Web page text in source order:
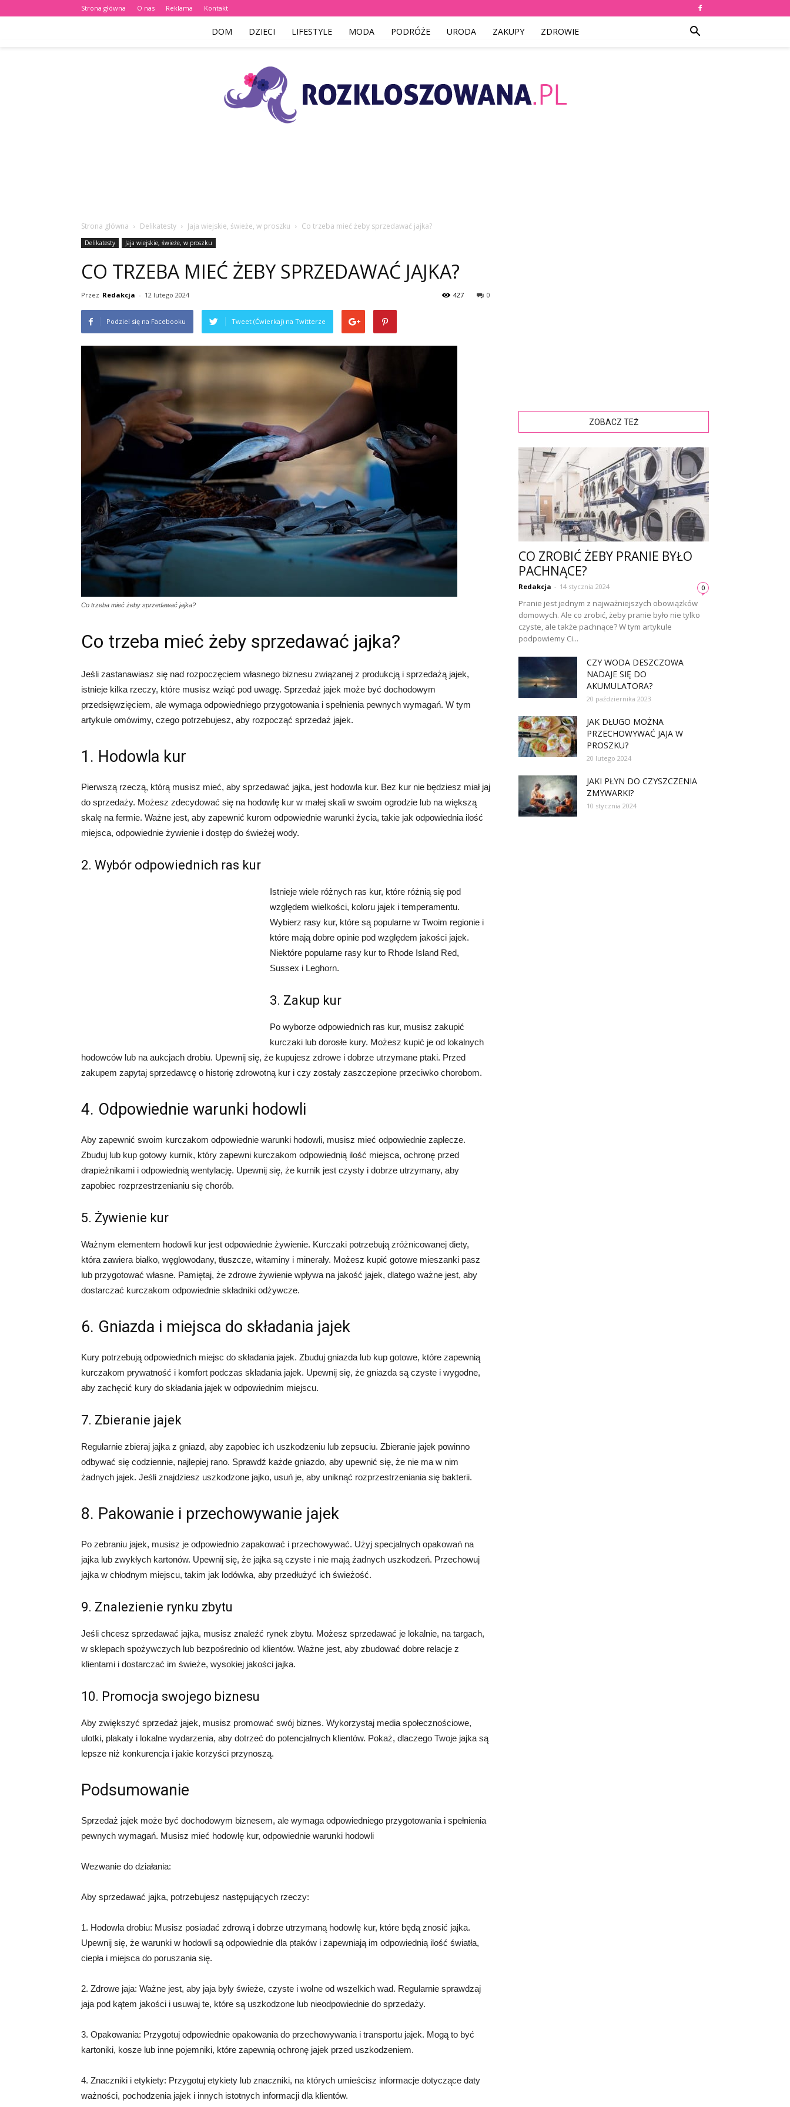
Strona główna O nas Reklama Kontakt
DOM DZIECI LIFESTYLE MODA PODRÓŻE URODA ZAKUPY ZDROWIE
Strona główna Delikatesty Jaja wiejskie, świeże, w proszku Co trzeba mieć żeby sprzedawać jajka?
Delikatesty Jaja wiejskie, świeże, w proszku
CO TRZEBA MIEĆ ŻEBY SPRZEDAWAĆ JAJKA?
Przez Redakcja - 12 lutego 2024 0
427
Podziel się na Facebooku Tweet (Ćwierkaj) na Twitterze
Co trzeba mieć żeby sprzedawać jajka?
Co trzeba mieć żeby sprzedawać jajka?
Jeśli zastanawiasz się nad rozpoczęciem własnego biznesu związanej z produkcją i sprzedażą jajek,
istnieje kilka rzeczy, które musisz wziąć pod uwagę. Sprzedaż jajek może być dochodowym
przedsięwzięciem, ale wymaga odpowiedniego przygotowania i spełnienia pewnych wymagań. W tym
artykule omówimy, czego potrzebujesz, aby rozpocząć sprzedaż jajek.
1. Hodowla kur
Pierwszą rzeczą, którą musisz mieć, aby sprzedawać jajka, jest hodowla kur. Bez kur nie będziesz miał jaj
do sprzedaży. Możesz zdecydować się na hodowlę kur w małej skali w swoim ogrodzie lub na większą
skalę na fermie. Ważne jest, aby zapewnić kurom odpowiednie warunki życia, takie jak odpowiednia ilość
miejsca, odpowiednie żywienie i dostęp do świeżej wody.
2. Wybór odpowiednich ras kur
Istnieje wiele różnych ras kur, które różnią się pod
względem wielkości, koloru jajek i temperamentu.
Wybierz rasy kur, które są popularne w Twoim regionie i
które mają dobre opinie pod względem jakości jajek.
Niektóre popularne rasy kur to Rhode Island Red,
Sussex i Leghorn.
3. Zakup kur
Po wyborze odpowiednich ras kur, musisz zakupić
kurczaki lub dorosłe kury. Możesz kupić je od lokalnych
hodowców lub na aukcjach drobiu. Upewnij się, że kupujesz zdrowe i dobrze utrzymane ptaki. Przed
zakupem zapytaj sprzedawcę o historię zdrowotną kur i czy zostały zaszczepione przeciwko chorobom.
4. Odpowiednie warunki hodowli
Aby zapewnić swoim kurczakom odpowiednie warunki hodowli, musisz mieć odpowiednie zaplecze.
Zbuduj lub kup gotowy kurnik, który zapewni kurczakom odpowiednią ilość miejsca, ochronę przed
drapieżnikami i odpowiednią wentylację. Upewnij się, że kurnik jest czysty i dobrze utrzymany, aby
zapobiec rozprzestrzenianiu się chorób.
5. Żywienie kur
Ważnym elementem hodowli kur jest odpowiednie żywienie. Kurczaki potrzebują zróżnicowanej diety,
która zawiera białko, węglowodany, tłuszcze, witaminy i minerały. Możesz kupić gotowe mieszanki pasz
lub przygotować własne. Pamiętaj, że zdrowe żywienie wpływa na jakość jajek, dlatego ważne jest, aby
dostarczać kurczakom odpowiednie składniki odżywcze.
6. Gniazda i miejsca do składania jajek
Kury potrzebują odpowiednich miejsc do składania jajek. Zbuduj gniazda lub kup gotowe, które zapewnią
kurczakom prywatność i komfort podczas składania jajek. Upewnij się, że gniazda są czyste i wygodne,
aby zachęcić kury do składania jajek w odpowiednim miejscu.
7. Zbieranie jajek
Regularnie zbieraj jajka z gniazd, aby zapobiec ich uszkodzeniu lub zepsuciu. Zbieranie jajek powinno
odbywać się codziennie, najlepiej rano. Sprawdź każde gniazdo, aby upewnić się, że nie ma w nim
żadnych jajek. Jeśli znajdziesz uszkodzone jajko, usuń je, aby uniknąć rozprzestrzeniania się bakterii.
8. Pakowanie i przechowywanie jajek
Po zebraniu jajek, musisz je odpowiednio zapakować i przechowywać. Użyj specjalnych opakowań na
jajka lub zwykłych kartonów. Upewnij się, że jajka są czyste i nie mają żadnych uszkodzeń. Przechowuj
jajka w chłodnym miejscu, takim jak lodówka, aby przedłużyć ich świeżość.
9. Znalezienie rynku zbytu
Jeśli chcesz sprzedawać jajka, musisz znaleźć rynek zbytu. Możesz sprzedawać je lokalnie, na targach,
w sklepach spożywczych lub bezpośrednio od klientów. Ważne jest, aby zbudować dobre relacje z
klientami i dostarczać im świeże, wysokiej jakości jajka.
10. Promocja swojego biznesu
Aby zwiększyć sprzedaż jajek, musisz promować swój biznes. Wykorzystaj media społecznościowe,
ulotki, plakaty i lokalne wydarzenia, aby dotrzeć do potencjalnych klientów. Pokaż, dlaczego Twoje jajka są
lepsze niż konkurencja i jakie korzyści przynoszą.
Podsumowanie
Sprzedaż jajek może być dochodowym biznesem, ale wymaga odpowiedniego przygotowania i spełnienia
pewnych wymagań. Musisz mieć hodowlę kur, odpowiednie warunki hodowli
Wezwanie do działania:
Aby sprzedawać jajka, potrzebujesz następujących rzeczy:
1. Hodowla drobiu: Musisz posiadać zdrową i dobrze utrzymaną hodowlę kur, które będą znosić jajka.
Upewnij się, że warunki w hodowli są odpowiednie dla ptaków i zapewniają im odpowiednią ilość światła,
ciepła i miejsca do poruszania się.
2. Zdrowe jaja: Ważne jest, aby jaja były świeże, czyste i wolne od wszelkich wad. Regularnie sprawdzaj
jaja pod kątem jakości i usuwaj te, które są uszkodzone lub nieodpowiednie do sprzedaży.
3. Opakowania: Przygotuj odpowiednie opakowania do przechowywania i transportu jajek. Mogą to być
kartoniki, kosze lub inne pojemniki, które zapewnią ochronę jajek przed uszkodzeniem.
4. Znaczniki i etykiety: Przygotuj etykiety lub znaczniki, na których umieścisz informacje dotyczące daty
ważności, pochodzenia jajek i innych istotnych informacji dla klientów.
ZOBACZ TEŻ
CO ZROBIĆ ŻEBY PRANIE BYŁO
PACHNĄCE?
Redakcja - 14 stycznia 2024 0
Pranie jest jednym z najważniejszych obowiązków
domowych. Ale co zrobić, żeby pranie było nie tylko
czyste, ale także pachnące? W tym artykule
podpowiemy Ci...
CZY WODA DESZCZOWA
NADAJE SIĘ DO
AKUMULATORA?
20 października 2023
JAK DŁUGO MOŻNA
PRZECHOWYWAĆ JAJA W
PROSZKU?
20 lutego 2024
JAKI PŁYN DO CZYSZCZENIA
ZMYWARKI?
10 stycznia 2024